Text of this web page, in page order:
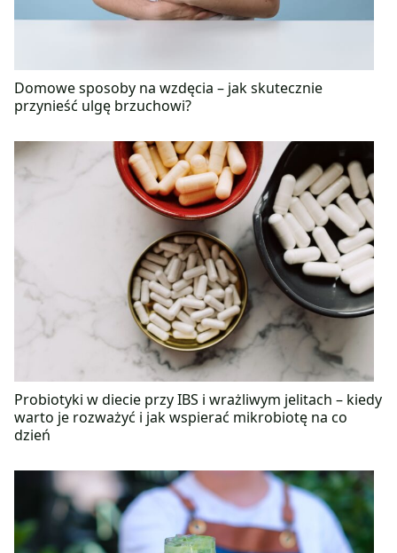
Domowe sposoby na wzdęcia – jak skutecznie
przynieść ulgę brzuchowi?
Probiotyki w diecie przy IBS i wrażliwym jelitach – kiedy
warto je rozważyć i jak wspierać mikrobiotę na co
dzień